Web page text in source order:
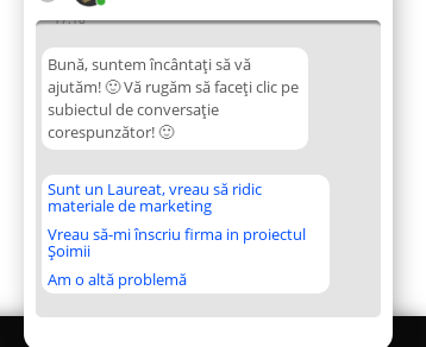
17:18
Bună, suntem încântați să vă
ajutăm! 🙂 Vă rugăm să faceți clic pe
subiectul de conversație
corespunzător! 🙂
Sunt un Laureat, vreau să ridic
materiale de marketing
Vreau să-mi înscriu firma in proiectul
Șoimii
Am o altă problemă